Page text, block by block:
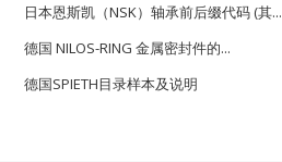
日本恩斯凯（NSK）轴承前后缀代码 (其...
德国 NILOS-RING 金属密封件的...
德国SPIETH目录样本及说明